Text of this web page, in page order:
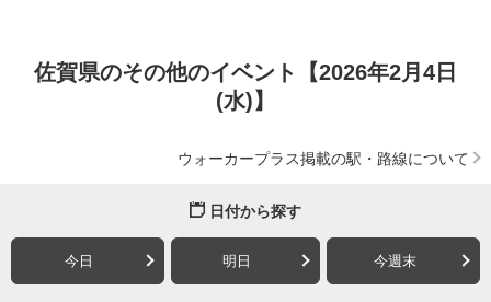
佐賀県のその他のイベント【2026年2月4日
(水)】
ウォーカープラス掲載の駅・路線について
日付から探す
今日 明日 今週末